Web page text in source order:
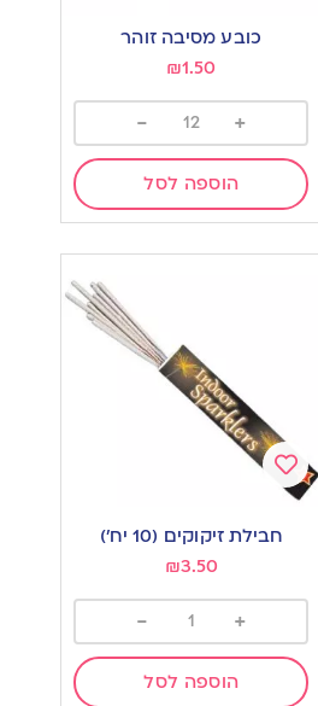
כובע מסיבה זוהר
₪1.50
+
-
הוספה לסל
Add
חבילת זיקוקים (10 יח’)
₪3.50
+
-
הוספה לסל